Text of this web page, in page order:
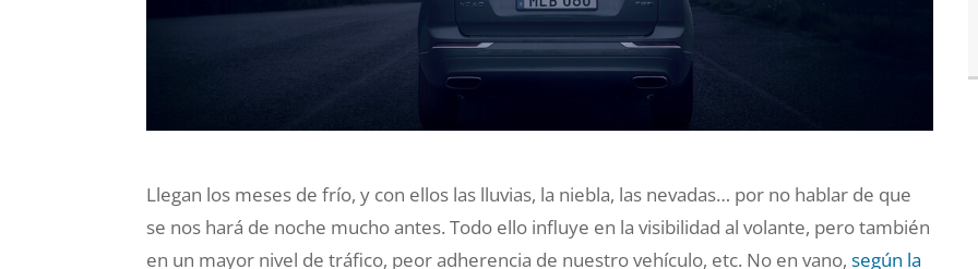
Llegan los meses de frío, y con ellos las lluvias, la niebla, las nevadas… por no hablar de que
se nos hará de noche mucho antes. Todo ello influye en la visibilidad al volante, pero también
en un mayor nivel de tráfico, peor adherencia de nuestro vehículo, etc. No en vano,según la